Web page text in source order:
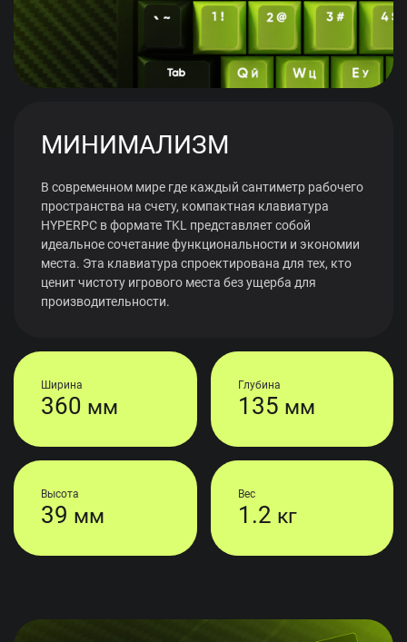
МИНИМАЛИЗМ
В современном мире где каждый сантиметр рабочего
пространства на счету, компактная клавиатура
HYPERPC в формате TKL представляет собой
идеальное сочетание функциональности и экономии
места. Эта клавиатура спроектирована для тех, кто
ценит чистоту игрового места без ущерба для
производительности.
Ширина
360 мм
Глубина
135 мм
Высота
39 мм
Вес
1.2 кг